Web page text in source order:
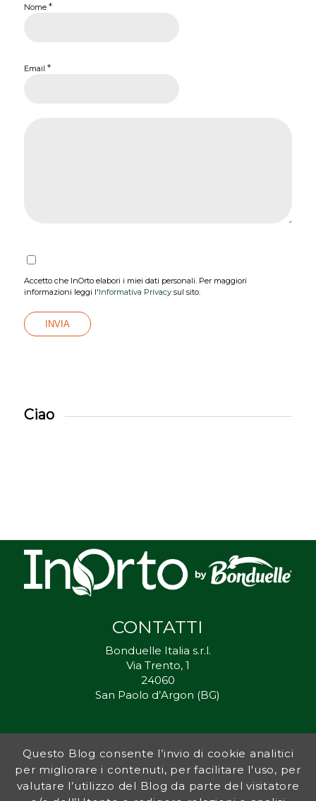
Nome *
Email *
Accetto che InOrto elabori i miei dati personali. Per maggiori
informazioni leggi l'Informativa Privacysul sito.
Ciao
CONTATTI
Bonduelle Italia s.r.l.
Via Trento, 1
24060
San Paolo d’Argon (BG)
Inorto.org è dal 2011 il punto di riferimento per gli ortisti italiani, e
fornisce preziosi consigli sia ai più esperti che a nuovi interessati.
L’obiettivo di Bonduelle è ispirare la transizione verso una dieta a
base vegetale per contribuire al benessere delle persone e del
Questo Blog consente l’invio di cookie analitici
per migliorare i contenuti, per facilitare l'uso, per
valutare l’utilizzo del Blog da parte del visitatore